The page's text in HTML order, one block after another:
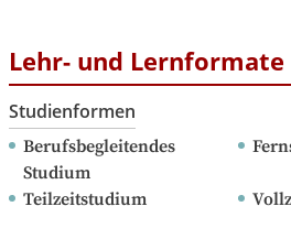
Lehr- und Lernformate
Studienformen
Berufsbegleitendes
Studium
Teilzeitstudium